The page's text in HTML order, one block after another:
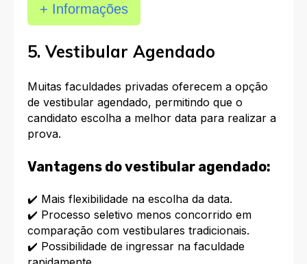
+ Informações
5. Vestibular Agendado
Muitas faculdades privadas oferecem a opção
de vestibular agendado, permitindo que o
candidato escolha a melhor data para realizar a
prova.
Vantagens do vestibular agendado:
✔️ Mais flexibilidade na escolha da data.
✔️ Processo seletivo menos concorrido em
comparação com vestibulares tradicionais.
✔️ Possibilidade de ingressar na faculdade